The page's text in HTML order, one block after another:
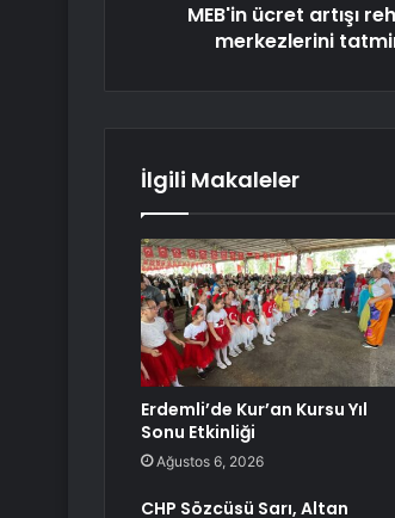
MEB'in ücret artışı
merkezlerini
İlgili Makaleler
Erdemli’de Kur’an Kursu Yıl
Sonu Etkinliği
Ağustos 6, 2026
CHP Sözcüsü Sarı, Altan